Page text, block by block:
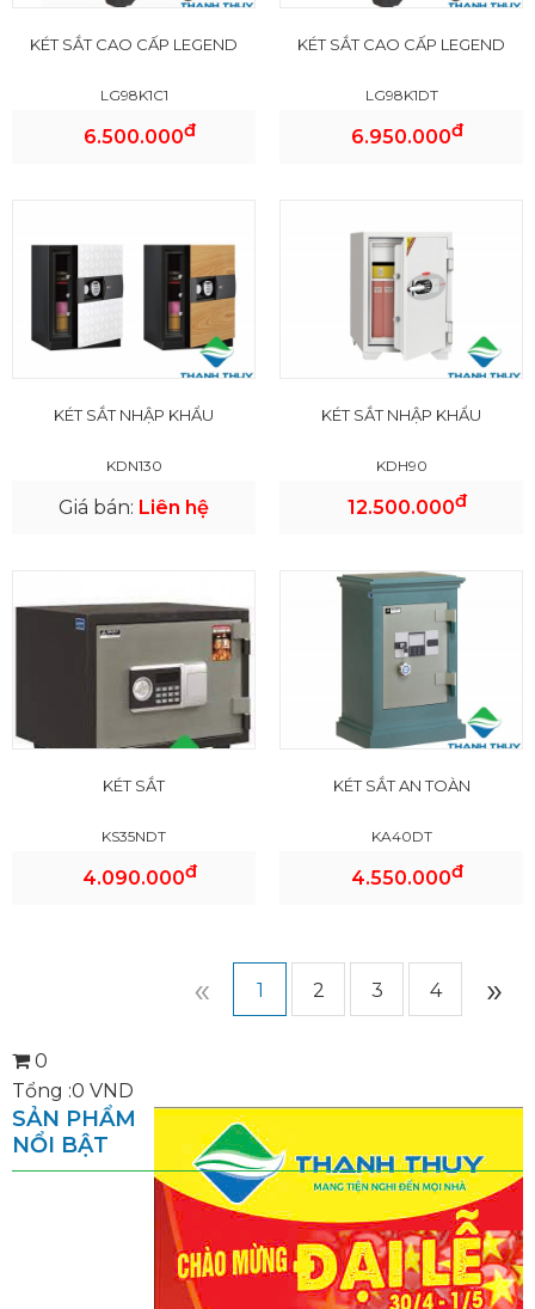
KÉT SẮT CAO CẤP LEGEND
LG98K1C1
6.500.000đ
KÉT SẮT CAO CẤP LEGEND
LG98K1DT
6.950.000đ
KÉT SẮT NHẬP KHẨU
KDN130
Giá bán: Liên hệ
KÉT SẮT NHẬP KHẨU
KDH90
12.500.000đ
KÉT SẮT
KS35NDT
4.090.000đ
KÉT SẮT AN TOÀN
KA40DT
4.550.000đ
« 1 2 3 4 »
0
Tổng :0 VND
SẢN PHẨM
NỔI BẬT